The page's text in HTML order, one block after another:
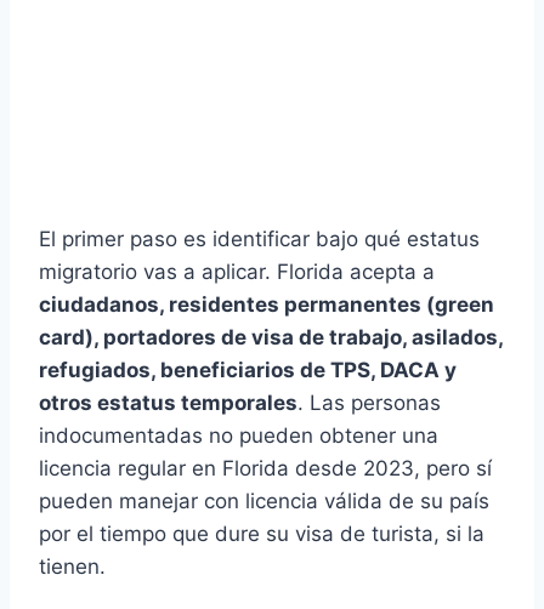
El primer paso es identificar bajo qué estatus
migratorio vas a aplicar. Florida acepta a
ciudadanos, residentes permanentes (green
card), portadores de visa de trabajo, asilados,
refugiados, beneficiarios de TPS, DACA y
otros estatus temporales. Las personas
indocumentadas no pueden obtener una
licencia regular en Florida desde 2023, pero sí
pueden manejar con licencia válida de su país
por el tiempo que dure su visa de turista, si la
tienen.